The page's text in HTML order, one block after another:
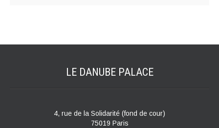
LE DANUBE PALACE
4, rue de la Solidarité (fond de cour)
75019 Paris